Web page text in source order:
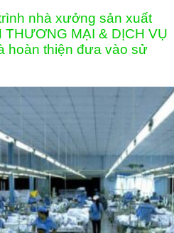
nhà xưởng sản xuất
THƯƠNG MẠI & DỊCH VỤ
hoàn thiện đưa vào sử